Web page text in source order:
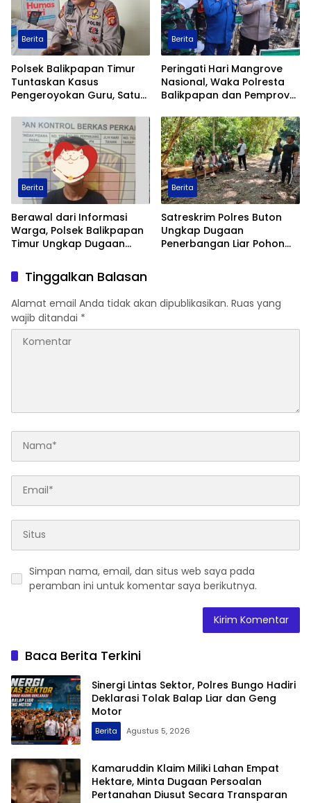
Berita
Polsek Balikpapan Timur
Tuntaskan Kasus
Pengeroyokan Guru, Satu
Dua Anak Berhadapan
dengan Hukum Wajib
Lapor
Berita
Peringati Hari Mangrove
Nasional, Waka Polresta
Balikpapan dan Pemprov
Mangrove di Pantai Lamaru
Berita
Berawal dari Informasi
Warga, Polsek Balikpapan
Timur Ungkap Dugaan
Manggar, Satu Terduga
Pelaku Diamankan
Berita
Satreskrim Polres Buton
Ungkap Dugaan
Penerbangan Liar Pohon
Tinggalkan Balasan
Alamat email Anda tidak akan dipublikasikan. Ruas yang
wajib ditandai *
Simpan nama, email, dan situs web saya pada
peramban ini untuk komentar saya berikutnya.
Baca Berita Terkini
Sinergi Lintas Sektor, Polres Bungo Hadiri
Deklarasi Tolak Balap Liar dan Geng
Motor
Berita Agustus 5, 2026
Kamaruddin Klaim Miliki Lahan Empat
Hektare, Minta Dugaan Persoalan
Pertanahan Diusut Secara Transparan